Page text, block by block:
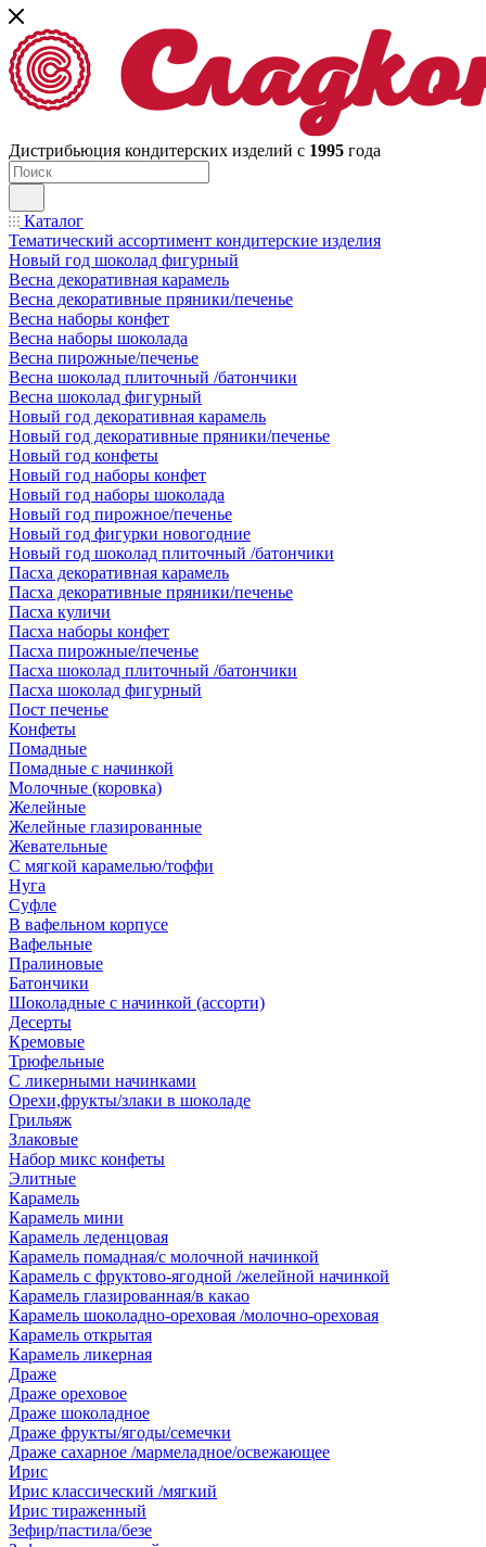
Дистрибьюция кондитерских изделий с 1995 года
Каталог
Тематический ассортимент кондитерские изделия
Новый год шоколад фигурный
Весна декоративная карамель
Весна декоративные пряники/печенье
Весна наборы конфет
Весна наборы шоколада
Весна пирожные/печенье
Весна шоколад плиточный /батончики
Весна шоколад фигурный
Новый год декоративная карамель
Новый год декоративные пряники/печенье
Новый год конфеты
Новый год наборы конфет
Новый год наборы шоколада
Новый год пирожное/печенье
Новый год фигурки новогодние
Новый год шоколад плиточный /батончики
Пасха декоративная карамель
Пасха декоративные пряники/печенье
Пасха куличи
Пасха наборы конфет
Пасха пирожные/печенье
Пасха шоколад плиточный /батончики
Пасха шоколад фигурный
Пост печенье
Конфеты
Помадные
Помадные с начинкой
Молочные (коровка)
Желейные
Желейные глазированные
Жевательные
С мягкой карамелью/тоффи
Нуга
Суфле
В вафельном корпусе
Вафельные
Пралиновые
Батончики
Шоколадные с начинкой (ассорти)
Десерты
Кремовые
Трюфельные
С ликерными начинками
Орехи,фрукты/злаки в шоколаде
Грильяж
Злаковые
Набор микс конфеты
Элитные
Карамель
Карамель мини
Карамель леденцовая
Карамель помадная/с молочной начинкой
Карамель с фруктово-ягодной /желейной начинкой
Карамель глазированная/в какао
Карамель шоколадно-ореховая /молочно-ореховая
Карамель открытая
Карамель ликерная
Драже
Драже ореховое
Драже шоколадное
Драже фрукты/ягоды/семечки
Драже сахарное /мармеладное/освежающее
Ирис
Ирис классический /мягкий
Ирис тираженный
Зефир/пастила/безе